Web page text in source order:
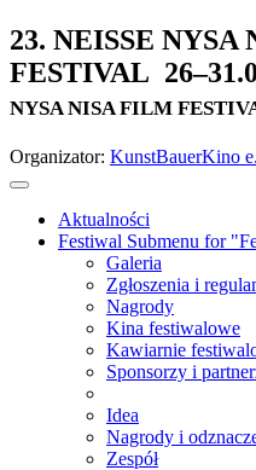
23. NEISSE NYSA
FESTIVAL
NYSA NISA FILM
Organizator: KunstBauerKino
Aktualności
Festiwal Submenu for
Galeria
Zgłoszenia i
Nagrody
Kina festiwalowe
Kawiarnie
Sponsorzy i
Idea
Nagrody i
Zespół